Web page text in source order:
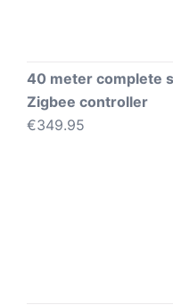
40 meter complete
Zigbee controller
€349.95